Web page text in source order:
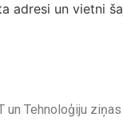
adresi un vietni
un Tehnoloģiju